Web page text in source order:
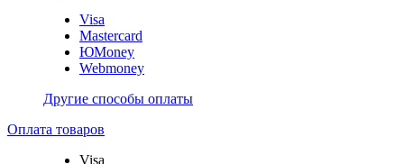
Visa
Mastercard
ЮMoney
Webmoney
Другие способы оплаты
Оплата товаров
Visa